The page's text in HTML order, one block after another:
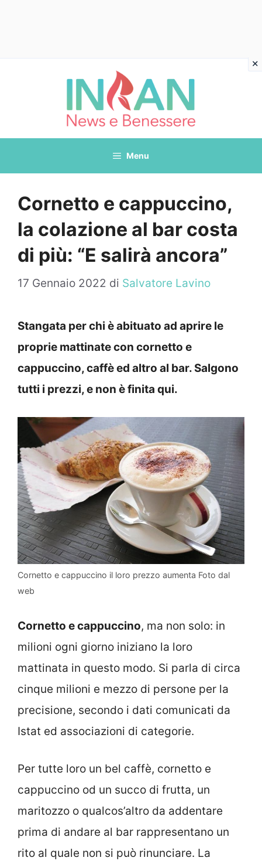
Menu
Cornetto e cappuccino,
la colazione al bar costa
di più: “E salirà ancora”
17 Gennaio 2022 di Salvatore Lavino
Stangata per chi è abituato ad aprire le
proprie mattinate con cornetto e
cappuccino, caffè ed altro al bar. Salgono
tutti i prezzi, e non è finita qui.
Cornetto e cappuccino il loro prezzo aumenta Foto dal
web
Cornetto e cappuccino, ma non solo: in
milioni ogni giorno iniziano la loro
mattinata in questo modo. Si parla di circa
cinque milioni e mezzo di persone per la
precisione, secondo i dati comunicati da
Istat ed associazioni di categorie.
Per tutte loro un bel caffè, cornetto e
cappuccino od un succo di frutta, un
maritozzo o qualcos’altro da addentare
prima di andare al bar rappresentano un
rito al quale non si può rinunciare. La